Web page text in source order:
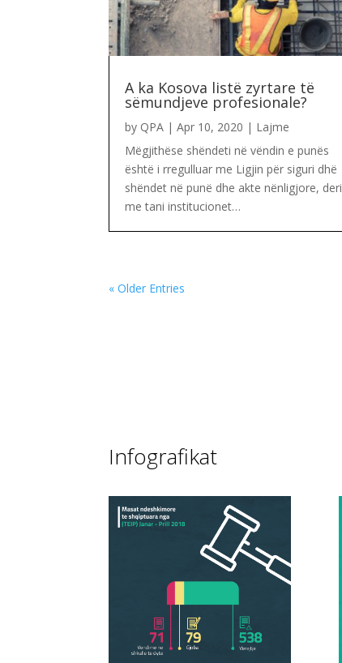
A ka Kosova listë zyrtare të
sëmundjeve profesionale?
by QPA |Apr 10, 2020 | Lajme
Mëgjithëse shëndeti në vëndin e punës
është i rregulluar me Ligjin për siguri dhë
shëndet në punë dhe akte nënligjore, deri
me tani institucionet…
« Older Entries
Infografikat